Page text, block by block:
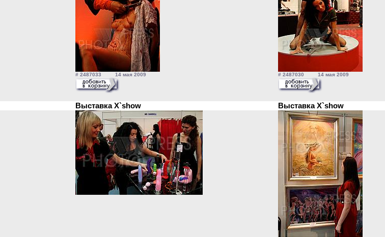
# 2487033 14 мая 2009 # 2487030 14 мая 2009
Выставка X`show Выставка X`show